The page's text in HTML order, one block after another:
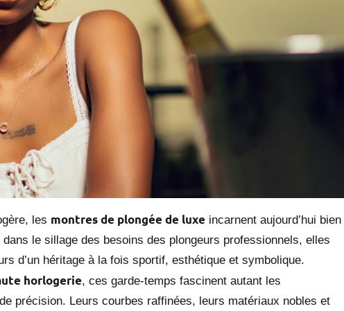
les montres de plongée de luxe incarnent aujourd’hui bien
le sillage des besoins des plongeurs professionnels, elles
d’un héritage à la fois sportif, esthétique et symbolique.
horlogerie, ces garde-temps fascinent autant les
précision. Leurs courbes raffinées, leurs matériaux nobles et